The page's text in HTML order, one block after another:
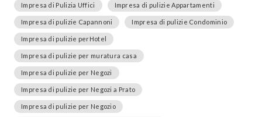
Impresa di Pulizia Uffici Impresa di pulizie Appartamenti
Impresa di pulizie Capannoni Impresa di pulizie Condominio
Impresa di pulizie perHotel
Impresa di pulizie per muratura casa
Impresa di pulizie per Negozi
Impresa di pulizie per Negozi a Prato
Impresa di pulizie per Negozio